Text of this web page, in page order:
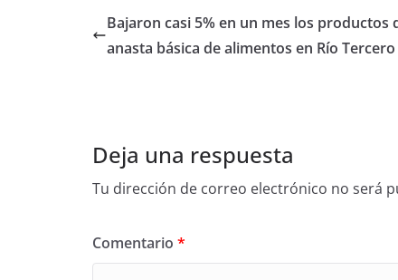
Bajaron casi 5% en un mes los productos
anasta básica de alimentos en Río Tercero
Deja una respuesta
Tu dirección de correo electrónico no será
Comentario *